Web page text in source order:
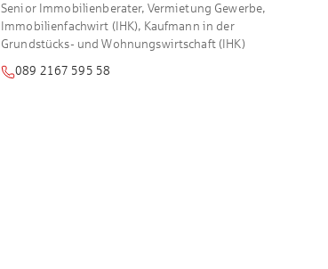
Senior Immobilienberater, Vermietung Gewerbe,
Immobilienfachwirt (IHK), Kaufmann in der
Grundstücks- und Wohnungswirtschaft (IHK)
089 2167 595 58